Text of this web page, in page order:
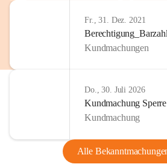
Fr., 31. Dez. 2021
Kundmachungen
Do., 30. Juli 2026
Kundmachung
Kundmachung
Alle